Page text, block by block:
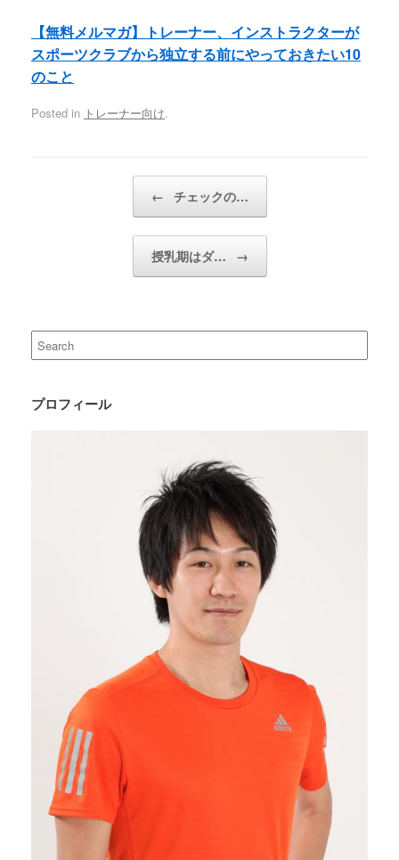
【無料メルマガ】トレーナー、インストラクターが
スポーツクラブから独立する前にやっておきたい10
のこと
Posted in トレーナー向け.
← チェックの…
授乳期はダ… →
Search
for:
プロフィール